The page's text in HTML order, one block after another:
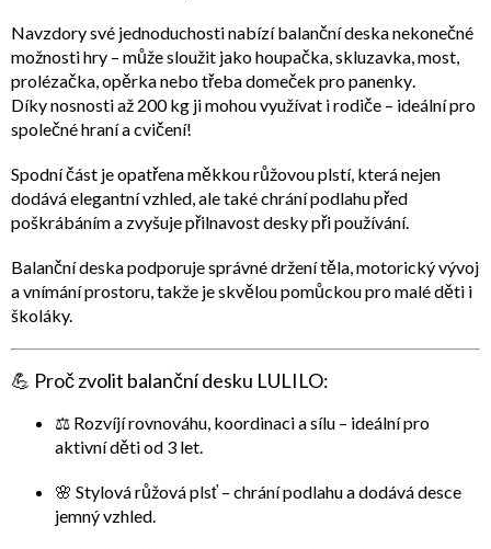
Navzdory své jednoduchosti nabízí balanční deskanekonečné
možnosti hry – může sloužit jakohoupačka, skluzavka, most,
prolézačka, opěrka nebo třeba domeček pro panenky.
Díky nosnosti až 200 kg ji mohou využívat i rodiče – ideální pro
společné hraní a cvičení!
Spodní část je opatřenaměkkou růžovou plstí, která nejen
dodává elegantní vzhled, ale takéchrání podlahu před
poškrábáníma zvyšuje přilnavost desky při používání.
Balanční deska podporujesprávné držení těla, motorický vývoj
a vnímání prostoru, takže je skvělou pomůckou pro malé děti i
školáky.
💪 Proč zvolit balanční desku LULILO:
⚖️ Rozvíjí rovnováhu, koordinaci a sílu – ideální pro
aktivní děti od 3 let.
🌸 Stylová růžová plsť– chrání podlahu a dodává desce
jemný vzhled.